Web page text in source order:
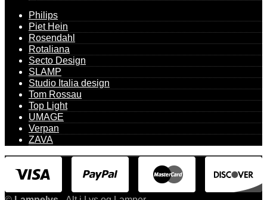
Philips
Piet Hein
Rosendahl
Rotaliana
Secto Design
SLAMP
Studio Italia design
Tom Rossau
Top Light
UMAGE
Verpan
ZAVA